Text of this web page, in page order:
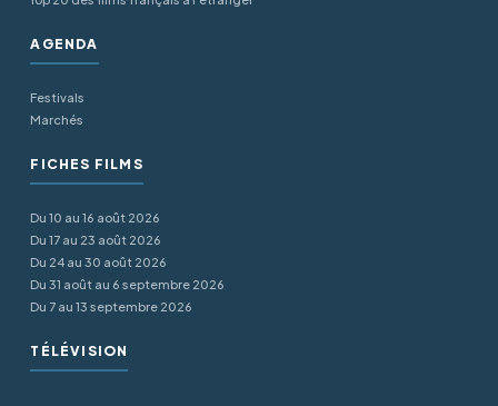
AGENDA
Festivals
Marchés
FICHES FILMS
Du 10 au 16 août 2026
Du 17 au 23 août 2026
Du 24 au 30 août 2026
Du 31 août au 6 septembre 2026
Du 7 au 13 septembre 2026
TÉLÉVISION